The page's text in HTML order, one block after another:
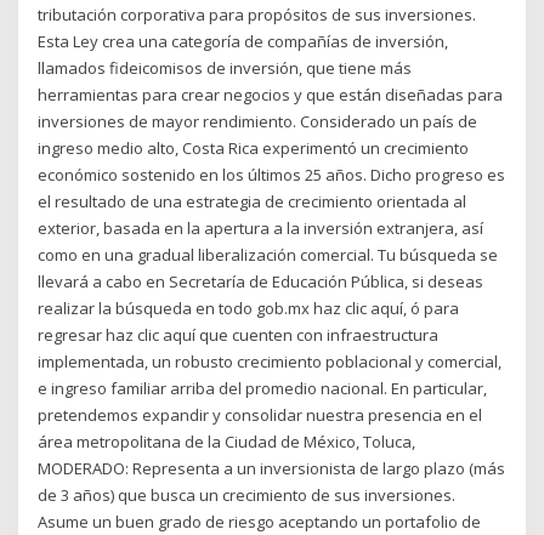
tributación corporativa para propósitos de sus inversiones.
Esta Ley crea una categoría de compañías de inversión,
llamados fideicomisos de inversión, que tiene más
herramientas para crear negocios y que están diseñadas para
inversiones de mayor rendimiento. Considerado un país de
ingreso medio alto, Costa Rica experimentó un crecimiento
económico sostenido en los últimos 25 años. Dicho progreso es
el resultado de una estrategia de crecimiento orientada al
exterior, basada en la apertura a la inversión extranjera, así
como en una gradual liberalización comercial. Tu búsqueda se
llevará a cabo en Secretaría de Educación Pública, si deseas
realizar la búsqueda en todo gob.mx haz clic aquí, ó para
regresar haz clic aquí que cuenten con infraestructura
implementada, un robusto crecimiento poblacional y comercial,
e ingreso familiar arriba del promedio nacional. En particular,
pretendemos expandir y consolidar nuestra presencia en el
área metropolitana de la Ciudad de México, Toluca,
MODERADO: Representa a un inversionista de largo plazo (más
de 3 años) que busca un crecimiento de sus inversiones.
Asume un buen grado de riesgo aceptando un portafolio de